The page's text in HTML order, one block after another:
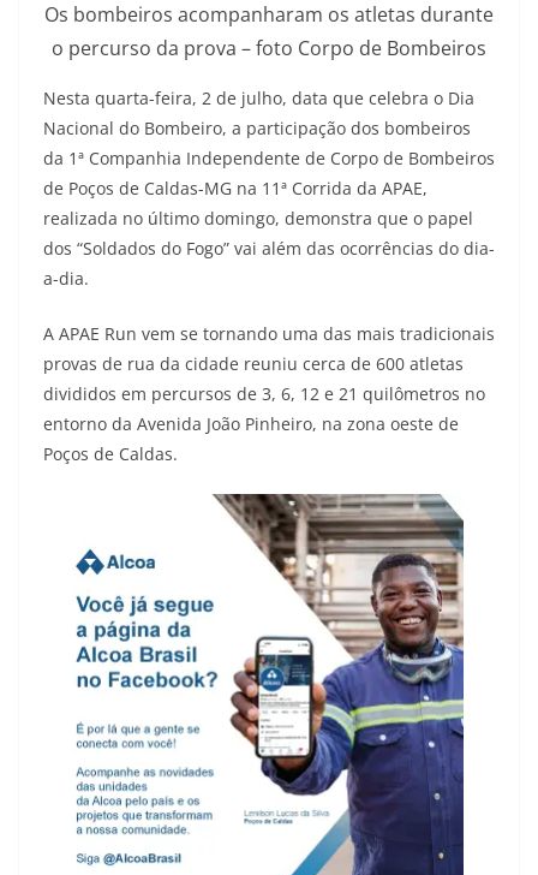
Os bombeiros acompanharam os atletas durante
o percurso da prova – foto Corpo de Bombeiros
Nesta quarta-feira, 2 de julho, data que celebra o Dia
Nacional do Bombeiro, a participação dos bombeiros
da 1ª Companhia Independente de Corpo de Bombeiros
de Poços de Caldas-MG na 11ª Corrida da APAE,
realizada no último domingo, demonstra que o papel
dos “Soldados do Fogo” vai além das ocorrências do dia-
a-dia.
A APAE Run vem se tornando uma das mais tradicionais
provas de rua da cidade reuniu cerca de 600 atletas
divididos em percursos de 3, 6, 12 e 21 quilômetros no
entorno da Avenida João Pinheiro, na zona oeste de
Poços de Caldas.